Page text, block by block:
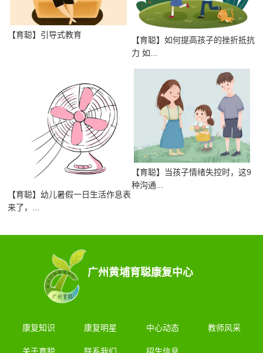
【育聪】引导式教育
【育聪】如何提高孩子的挫折抵抗
力 如...
【育聪】幼儿暑假一日生活作息表
来了，...
【育聪】当孩子情绪失控时，这9
种沟通...
广州黄埔育聪康复中心
康复知识 康复明星 中心动态 教师风采
关于育聪 联系我们 招生信息